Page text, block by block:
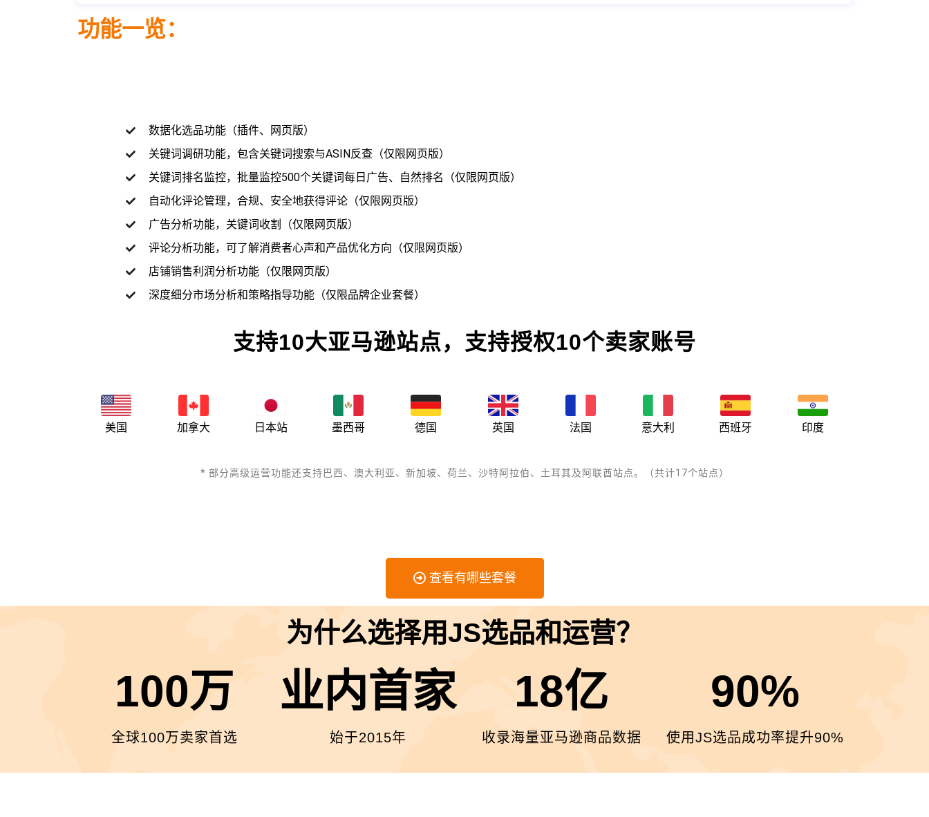
功能一览：
数据化选品功能（插件、网页版）
关键词调研功能，包含关键词搜索与ASIN反查（仅限网页版）
关键词排名监控，批量监控500个关键词每日广告、自然排名（仅限网页版）
自动化评论管理，合规、安全地获得评论（仅限网页版）
广告分析功能，关键词收割（仅限网页版）
评论分析功能，可了解消费者心声和产品优化方向（仅限网页版）
店铺销售利润分析功能（仅限网页版）
深度细分市场分析和策略指导功能（仅限品牌企业套餐）
支持10大亚马逊站点，支持授权10个卖家账号
美国 加拿大 日本站 墨西哥 德国 英国 法国 意大利 西班牙 印度
* 部分高级运营功能还支持巴西、澳大利亚、新加坡、荷兰、沙特阿拉伯、土耳其及阿联酋站点。（共计17个站点）
查看有哪些套餐
为什么选择用JS选品和运营？
100万
全球100万卖家首选
业内首家
始于2015年
18亿
收录海量亚马逊商品数据
90%
使用JS选品成功率提升90%